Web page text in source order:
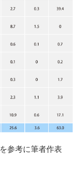
を参考に筆者作表